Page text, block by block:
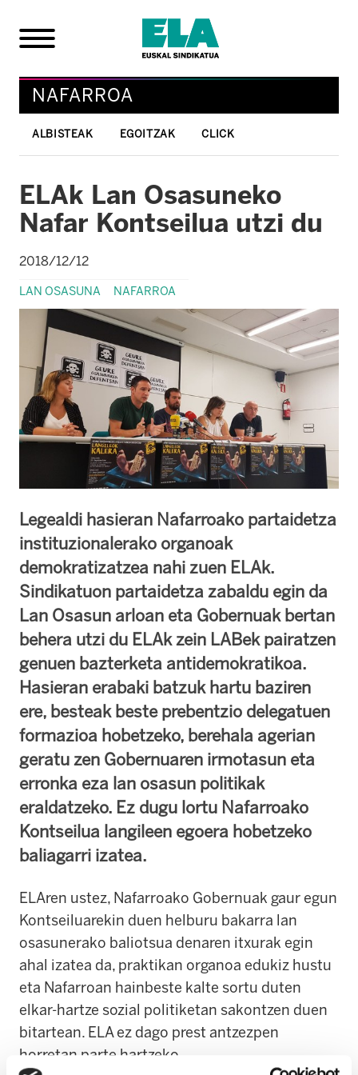
NAFARROA
ALBISTEAK EGOITZAK CLICK
ELAk Lan Osasuneko
Nafar Kontseilua utzi du
2018/12/12
LAN OSASUNA NAFARROA
Legealdi hasieran Nafarroako partaidetza
instituzionalerako organoak
demokratizatzea nahi zuen ELAk.
Sindikatuon partaidetza zabaldu egin da
Lan Osasun arloan eta Gobernuak bertan
behera utzi du ELAk zein LABek pairatzen
genuen bazterketa antidemokratikoa.
Hasieran erabaki batzuk hartu baziren
ere, besteak beste prebentzio delegatuen
formazioa hobetzeko, berehala agerian
geratu zen Gobernuaren irmotasun eta
erronka eza lan osasun politikak
eraldatzeko. Ez dugu lortu Nafarroako
Kontseilua langileen egoera hobetzeko
baliagarri izatea.
ELAren ustez, Nafarroako Gobernuak gaur egun
Kontseiluarekin duen helburu bakarra lan
osasunerako baliotsua denaren itxurak egin
ahal izatea da, praktikan organoa edukiz hustu
eta Nafarroan hainbeste kalte sortu duten
elkar-hartze sozial politiketan sakontzen duen
bitartean. ELA ez dago prest antzezpen
horretan parte hartzeko.